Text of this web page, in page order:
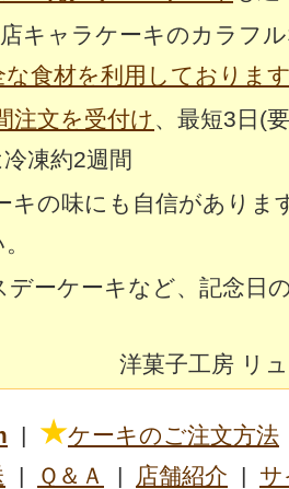
キャラケーキのカラフ
食材を利用しておりま
注文を受付け、最短3日(
凍約2週間
キの味にも自信がありま
デーケーキなど、記念日
洋菓子工房 リ
| ★ケーキのご注文方法
| Ｑ＆Ａ | 店舗紹介 | サ